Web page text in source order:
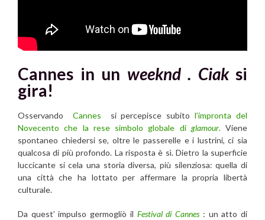
Cannes in un weeknd . Ciaksi
gira!
Osservando Cannes si percepisce subito l’impronta del
Novecento che la rese simbolo globale di glamour.Viene
spontaneo chiedersi se, oltre le passerelle e i lustrini, ci sia
qualcosa di più profondo. La risposta è sì. Dietro la superficie
luccicante si cela una storia diversa, più silenziosa: quella di
una città che ha lottato per affermare la propria libertà
culturale.
Da quest’ impulso germogliò il Festival di Cannes: un atto di